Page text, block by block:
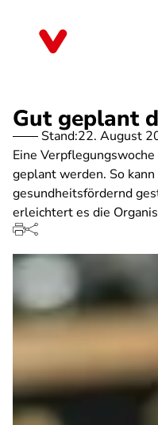
Gut geplant
Stand:22. August
Eine
geplant werden. So
gesundheitsfördernd
erleichtert es die